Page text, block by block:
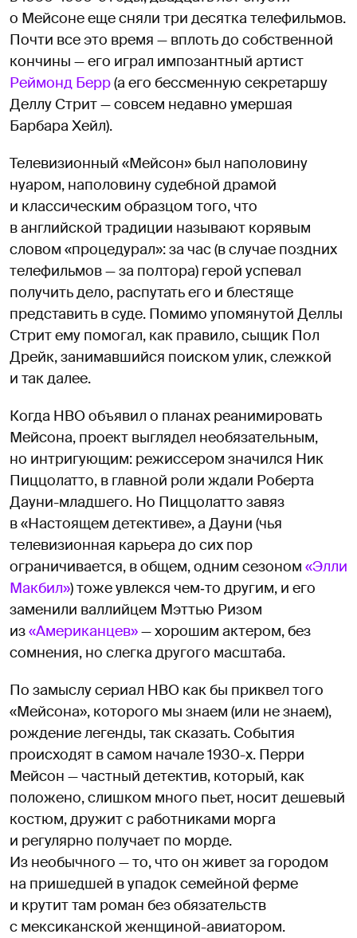
о Мейсоне еще сняли три десятка телефильмов.
Почти все это время — вплоть до собственной
кончины — его играл импозантный артист
Реймонд Берр(а его бессменную секретаршу
Деллу Стрит — совсем недавно умершая
Барбара Хейл).
Телевизионный «Мейсон» был наполовину
нуаром, наполовину судебной драмой
и классическим образцом того, что
в английской традиции называют корявым
словом «процедурал»: за час (в случае поздних
телефильмов — за полтора) герой успевал
получить дело, распутать его и блестяще
представить в суде. Помимо упомянутой Деллы
Стрит ему помогал, как правило, сыщик Пол
Дрейк, занимавшийся поиском улик, слежкой
и так далее.
Когда HBO объявил о планах реанимировать
Мейсона, проект выглядел необязательным,
но интригующим: режиссером значился Ник
Пиццолатто, в главной роли ждали Роберта
Дауни-младшего. Но Пиццолатто завяз
в «Настоящем детективе», а Дауни (чья
телевизионная карьера до сих пор
ограничивается, в общем, одним сезоном «Элли
Макбил») тоже увлекся чем‑то другим, и его
заменили валлийцем Мэттью Ризом
из«Американцев»— хорошим актером, без
сомнения, но слегка другого масштаба.
По замыслу сериал HBO как бы приквел того
«Мейсона», которого мы знаем (или не знаем),
рождение легенды, так сказать. События
происходят в самом начале 1930-х. Перри
Мейсон — частный детектив, который, как
положено, слишком много пьет, носит дешевый
костюм, дружит с работниками морга
и регулярно получает по морде.
Из необычного — то, что он живет за городом
на пришедшей в упадок семейной ферме
и крутит там роман без обязательств
с мексиканской женщиной-авиатором.